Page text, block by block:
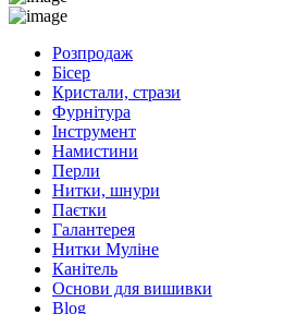
Розпродаж
Бісер
Кристали, стрази
Фурнітура
Інструмент
Намистини
Перли
Нитки, шнури
Паєтки
Галантерея
Нитки Муліне
Канітель
Основи для вишивки
Blog